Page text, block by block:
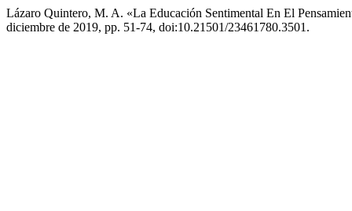
Lázaro Quintero, M. A. «La Educación Sentimental En El
diciembre de 2019, pp. 51-74, doi:10.21501/23461780.3501.